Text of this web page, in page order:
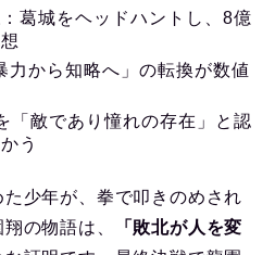
：葛城をヘッドハントし、8億
力から知略へ」の転換が数値
「敵であり憧れの存在」と認
う
少年が、拳で叩きのめされ
の物語は、
「敗北が人を変